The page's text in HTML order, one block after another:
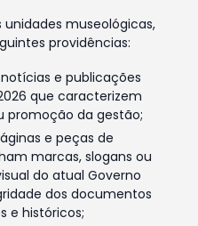
museológicas,
providências:
e publicações
que caracterizem
promoção da gestão;
e peças de
marcas, slogans ou
do atual Governo
dos documentos
e históricos;